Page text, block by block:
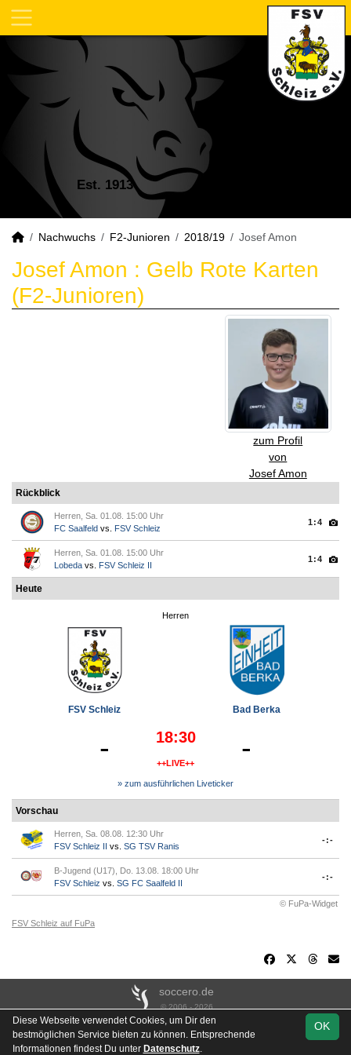
Est. 1913
Nachwuchs F2-Junioren 2018/19 Josef Amon
Josef Amon : Gelb Rote Karten
(F2-Junioren)
zum Profil
von
Josef Amon
Rückblick
Herren, Sa. 01.08. 15:00 Uhr
FC Saalfeld vs. FSV Schleiz
1:4
Herren, Sa. 01.08. 15:00 Uhr
Lobeda vs. FSV Schleiz II
1:4
Heute
Herren
FSV Schleiz Bad Berka
- 18:30
++LIVE++ -
» zum ausführlichen Liveticker
Vorschau
Herren, Sa. 08.08. 12:30 Uhr
FSV Schleiz II vs. SG TSV Ranis
-:-
B-Jugend (U17), Do. 13.08. 18:00 Uhr
FSV Schleiz vs. SG FC Saalfeld II
-:-
© FuPa-Widget
FSV Schleiz auf FuPa
soccero.de
© 2006 - 2026
Besucherstatistik Kontakt Impressum Links
Datenschutz
Stadion- & Hausordnung
Gästebuch
OK
Diese Webseite verwendet Cookies, um Dir den
bestmöglichen Service bieten zu können. Entsprechende
Informationen findest Du unter Datenschutz.